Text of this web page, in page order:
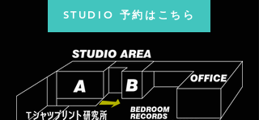
STUDIO 予約はこちら